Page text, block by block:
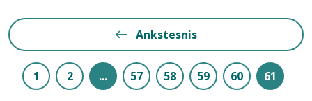
Ankstesnis
1 2 ... 57 58 59 60 61